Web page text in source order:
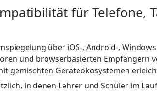
für Telefone,
über iOS-, Android-,
und browserbasierten Empfängern
gemischten Geräteökosystemen
in denen Lehrer und Schüler im